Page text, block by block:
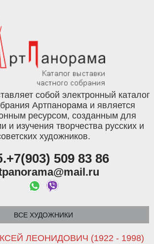
собой электронный каталог
Артпанорама и является
ресурсом, созданным для
и изучения творчества русских и
художников.
509 83 86
ВСЕ ХУДОЖНИКИ
ЛЕОНИДОВИЧ (1922 - 1998)